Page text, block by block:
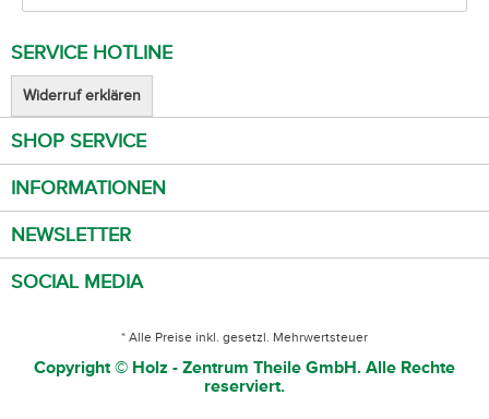
SERVICE HOTLINE
Widerruf erklären
SHOP SERVICE
INFORMATIONEN
NEWSLETTER
SOCIAL MEDIA
* Alle Preise inkl. gesetzl. Mehrwertsteuer
Copyright © Holz - Zentrum Theile GmbH. Alle Rechte
reserviert.